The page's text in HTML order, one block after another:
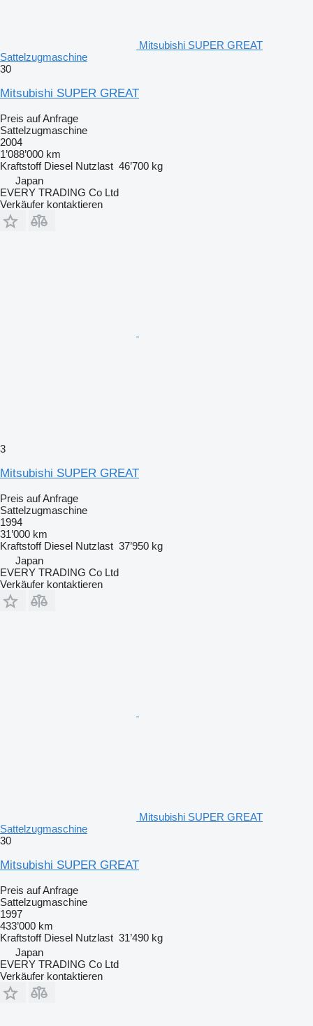
Mitsubishi SUPER GREAT
Sattelzugmaschine
30
Mitsubishi SUPER GREAT
Preis auf Anfrage
Sattelzugmaschine
2004
1’088’000 km
Kraftstoff Diesel Nutzlast 46’700 kg
Japan
EVERY TRADING Co Ltd
Verkäufer kontaktieren
3
Mitsubishi SUPER GREAT
Preis auf Anfrage
Sattelzugmaschine
1994
31’000 km
Kraftstoff Diesel Nutzlast 37’950 kg
Japan
EVERY TRADING Co Ltd
Verkäufer kontaktieren
Mitsubishi SUPER GREAT
Sattelzugmaschine
30
Mitsubishi SUPER GREAT
Preis auf Anfrage
Sattelzugmaschine
1997
433’000 km
Kraftstoff Diesel Nutzlast 31’490 kg
Japan
EVERY TRADING Co Ltd
Verkäufer kontaktieren